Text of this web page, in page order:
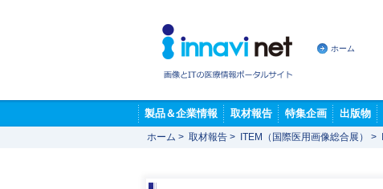
ホーム
製品＆企業情報 取材報告 特集企画 出版物
ホーム > 取材報告 > ITEM（国際医用画像総合展） >